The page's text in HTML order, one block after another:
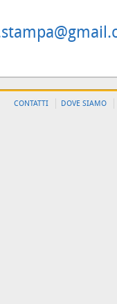
CONTATTI DOVE SIAMO